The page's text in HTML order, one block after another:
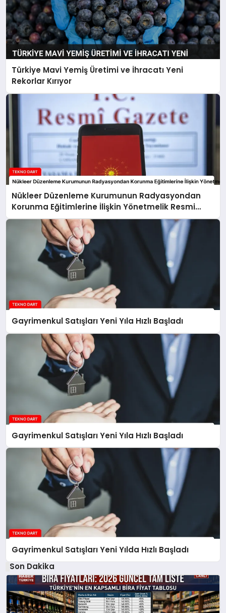
Türkiye Mavi Yemiş Üretimi ve İhracatı Yeni
Rekorlar Kırıyor
Nükleer Düzenleme Kurumunun Radyasyondan
Korunma Eğitimlerine İlişkin Yönetmelik Resmi
Gazete’de Yayımlandı
Gayrimenkul Satışları Yeni Yıla Hızlı Başladı
Gayrimenkul Satışları Yeni Yıla Hızlı Başladı
Gayrimenkul Satışları Yeni Yılda Hızlı Başladı
Son Dakika